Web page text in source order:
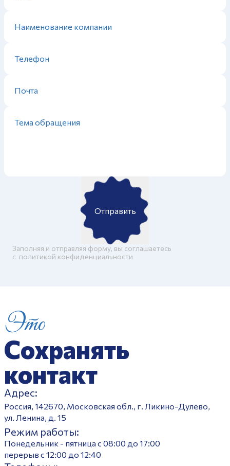
Отправить
Заполняя и отправляя форму, вы соглашаетесь
c политикой конфиденциальности
Это
Сохранять
контакт
Адрес:
Россия, 142670, Московская обл., г. Ликино-Дулево,
ул. Ленина, д. 15
Режим работы:
Понедельник - пятница с 08:00 до 17:00
перерыв с 12:00 до 12:40